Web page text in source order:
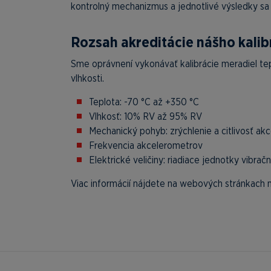
kontrolný mechanizmus a jednotlivé výsledky
Rozsah akreditácie nášho
Sme oprávnení vykonávať kalibrácie meradiel
vlhkosti.
Teplota: -70 °C až +350 °C
Vlhkosť: 10% RV až 95% RV
Mechanický pohyb: zrýchlenie a citlivosť
Frekvencia akcelerometrov
Elektrické veličiny: riadiace jednotky
Viac informácií nájdete na webových stránkach